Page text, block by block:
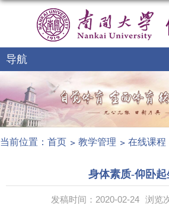
导航
当前位置： 首页 教学管理 在线课程
身体素质-仰卧起
发稿时间：2020-02-24 浏览